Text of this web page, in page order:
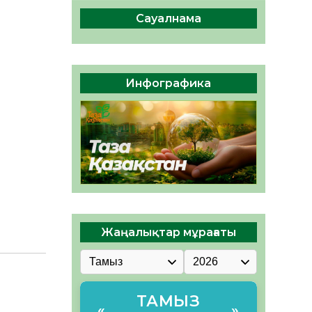
Руслан Рүстемұлы облыс
әкімінің кеңесшісі болып
тағайындалды
05.08.2026
39 0
Сауалнама
Инфографика
Жаңалықтар мұрағаты
ТАМЫЗ